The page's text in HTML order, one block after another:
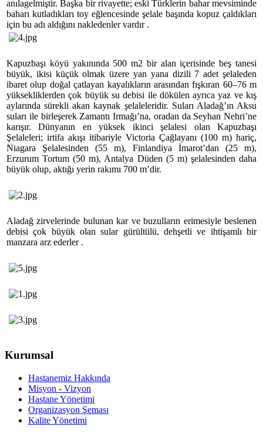
anılagelmiştir. Başka bir rivayette; eski Türklerin bahar mevsiminde
baharı kutladıkları toy eğlencesinde şelale başında kopuz çaldıkları
için bu adı aldığını nakledenler vardır .
Kapuzbaşı köyü yakınında 500 m2 bir alan içerisinde beş tanesi
büyük, ikisi küçük olmak üzere yan yana dizili 7 adet şelaleden
ibaret olup doğal çatlayan kayalıkların arasından fışkıran 60–76 m
yüksekliklerden çok büyük su debisi ile dökülen ayrıca yaz ve kış
aylarında sürekli akan kaynak şelaleleridir. Suları Aladağ’ın Aksu
suları ile birleşerek Zamantı Irmağı’na, oradan da Seyhan Nehri’ne
karışır.Dünyanın en yüksek ikinci şelalesi olan Kapuzbaşı
Şelaleleri; irtifa akışı itibariyle Victoria Çağlayanı (100 m) hariç,
Niagara Şelalesinden (55 m), Finlandiya İmarot’dan (25 m),
Erzurum Tortum (50 m), Antalya Düden (5 m) şelalesinden daha
büyük olup, aktığı yerin rakımı 700 m’dir.
Aladağ zirvelerinde bulunan kar ve buzulların erimesiyle beslenen
debisi çok büyük olan sular gürültülü, dehşetli ve ihtişamlı bir
manzara arz ederler .
Kurumsal
Hastanemiz Hakkında
Misyon - Vizyon
Hastane Yönetimi
Organizasyon Şeması
Kalite Yönetimi